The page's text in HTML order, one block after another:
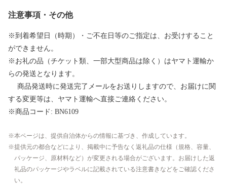
注意事項・その他
※到着希望日（時期）・ご不在日等のご指定は、お受けすること
ができません。
※お礼の品（チケット類、一部大型商品は除く）はヤマト運輸か
らの発送となります。
商品発送時に発送完了メールをお送りしますので、お届けに関
する変更等は、ヤマト運輸へ直接ご連絡ください。
※商品コード: BN6109
本ページは、提供自治体からの情報に基づき、作成しています。
提供元の都合などにより、掲載中に予告なく返礼品の仕様（規格、容量、
パッケージ、原材料など）が変更される場合がございます。お届けした返
礼品のパッケージやラベルに記載されている注意書きなどをご確認くださ
い。